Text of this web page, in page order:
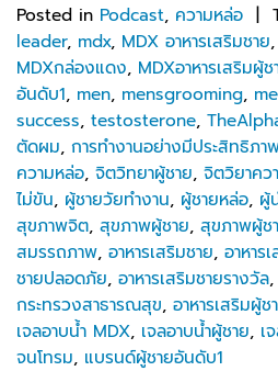
Posted in Podcast, ความหล่อ |
leader, mdx, MDX อาหารเสริมชาย,
MDXกล่องแดง, MDXอาหารเสริมผู้ช
อันดับ1, men, mensgrooming,
success, testosterone,
ตัดผม, การทำงานอย่างมีประสิทธิภา
ความหล่อ, จิตวิทยาผู้ชาย, จิตวิยาคว
ไม่ขัน, ผู้ชายวัยทำงาน, ผู้ชายหล่อ, ผู้
สุขภาพจิต, สุขภาพผู้ชาย, สุขภาพผู้ช
สมรรถภาพ, อาหารเสริมชาย, อาหาร
ชายปลอดภัย, อาหารเสริมชายรางวัล,
กระทรวงสาธารณสุข, อาหารเสริมผู้
เจลอาบน้ำ MDX, เจลอาบน้ำผู้ชาย, เ
จนโทรม, แบรนด์ผู้ชายอันดับ1